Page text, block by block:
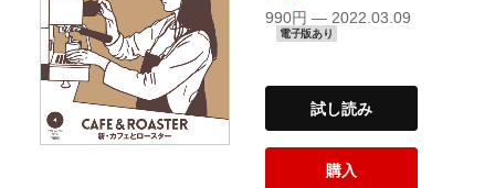
990円 — 2022.03.09
電子版あり
試し読み
購入